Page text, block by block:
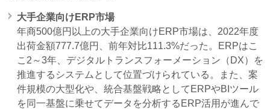
大手企業向けERP市場
年商500億円以上の大手企業向けERP市場は、2022年度
出荷金額777.7億円、前年対比111.3%だった。ERPはこ
こ2～3年、デジタルトランスフォーメーション（DX）を
推進するシステムとして位置づけられている。また、案
件規模の大型化や、統合基盤戦略としてERPやBIツール
を同一基盤に乗せてデータを分析するERP活用が進んで